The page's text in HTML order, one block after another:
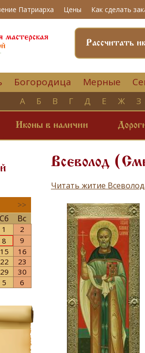
Патриарха Цены Как сделать
Рассчитать
Богородица Мерные
А Б В Г Д Е Ж З
Иконы в наличии
>>
Сб Вс
1
2
8
9
15
16
22
23
29
30
5 6
Всеволод
Читать житие